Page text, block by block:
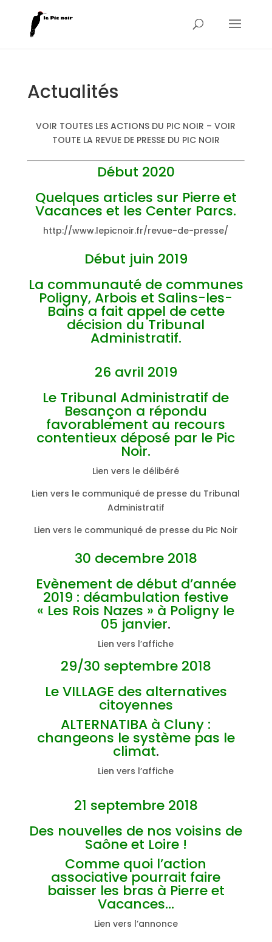
Actualités
VOIR TOUTES LES ACTIONS DU PIC NOIR –VOIR
TOUTE LA REVUE DE PRESSE DU PIC NOIR
Début 2020
Quelques articles sur Pierre et
Vacances et les Center Parcs.
http://www.lepicnoir.fr/revue-de-presse/
Début juin 2019
La communauté de communes
Poligny, Arbois et Salins-les-
Bains a fait appel de cette
décision du Tribunal
Administratif.
26 avril 2019
Le Tribunal Administratif de
Besançon a répondu
favorablement au recours
contentieux déposé par le Pic
Noir.
Lien vers le délibéré
Lien vers le communiqué de presse du Tribunal
Administratif
Lien vers le communiqué de presse du Pic Noir
30 decembre 2018
Evènement de début d’année
2019 : déambulation festive
« Les Rois Nazes » à Poligny le
05 janvier.
Lien vers l’affiche
29/30 septembre 2018
Le VILLAGE des alternatives
citoyennes
ALTERNATIBA à Cluny :
changeons le système pas le
climat.
Lien vers l’affiche
21 septembre 2018
Des nouvelles de nos voisins de
Saône et Loire !
Comme quoi l’action
associative pourrait faire
baisser les bras à Pierre et
Vacances…
Lien vers l’annonce